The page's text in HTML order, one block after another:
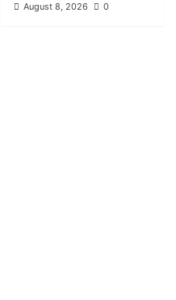
August 8, 2026
0